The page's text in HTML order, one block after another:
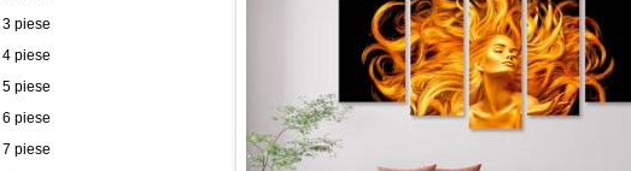
piese
piese
piese
piese
piese